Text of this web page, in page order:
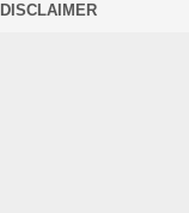
DISCLAIMER